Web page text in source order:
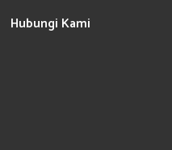
Hubungi Kami